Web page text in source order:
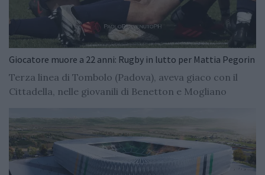
Giocatore muore a 22 anni: Rugby in lutto per Mattia Pegorin
Terza linea di Tombolo (Padova), aveva giaco con il
Cittadella, nelle giovanili di Benetton e Mogliano